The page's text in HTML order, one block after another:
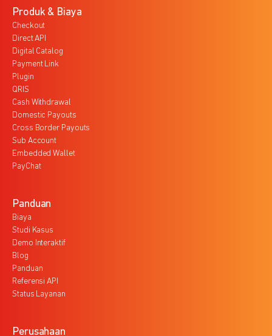
Produk & Biaya
Checkout
Direct API
Digital Catalog
Payment Link
Plugin
QRIS
Cash Withdrawal
Domestic Payouts
Cross Border Payouts
Sub Account
Embedded Wallet
PayChat
Panduan
Biaya
Studi Kasus
Demo Interaktif
Blog
Panduan
Referensi API
Status Layanan
Perusahaan